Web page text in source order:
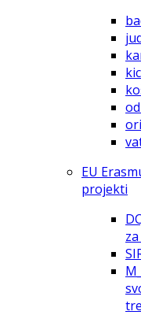
EU
projekti